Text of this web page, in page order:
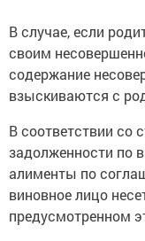
своим
содержание
взыскиваются с
задолженности по
алименты по
виновное лицо
предусмотренном